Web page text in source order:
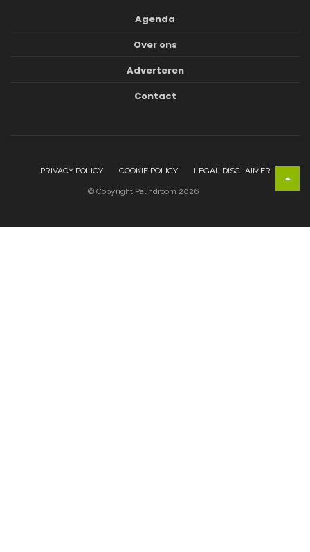
Agenda
Over ons
Adverteren
Contact
PRIVACY POLICY COOKIE POLICY LEGAL DISCLAIMER
© Copyright Palindroom 2026